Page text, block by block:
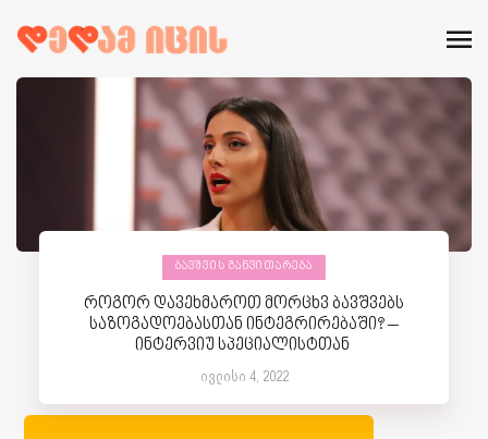
ᲑᲐᲕᲨᲕᲘᲡ ᲒᲐᲜᲕᲘᲗᲐᲠᲔᲑᲐ
როგორ დავეხმაროთ მორცხვ ბავშვებს
საზოგადოებასთან ინტეგრირებაში? –
ინტერვიუ სპეციალისტთან
ივლისი 4, 2022